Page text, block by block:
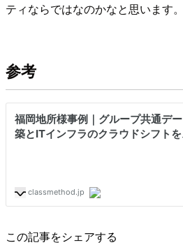
ティならではなのかなと思います。
参考
この記事をシェアする